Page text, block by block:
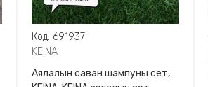
Код: 691937
KEINA
Аялалын саван шампуны сет,